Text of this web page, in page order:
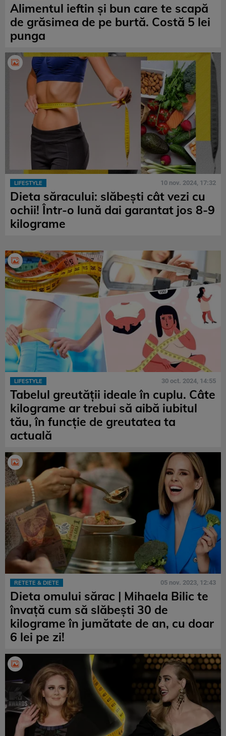
Alimentul ieftin și bun care te scapă
de grăsimea de pe burtă. Costă 5 lei
punga
LIFESTYLE 10 nov. 2024, 17:32
Dieta săracului: slăbești cât vezi cu
ochii! Într-o lună dai garantat jos 8-9
kilograme
LIFESTYLE 30 oct. 2024, 14:55
Tabelul greutății ideale în cuplu. Câte
kilograme ar trebui să aibă iubitul
tău, în funcție de greutatea ta
actuală
RETETE & DIETE 05 nov. 2023, 12:43
Dieta omului sărac | Mihaela Bilic te
învață cum să slăbești 30 de
kilograme în jumătate de an, cu doar
6 lei pe zi!